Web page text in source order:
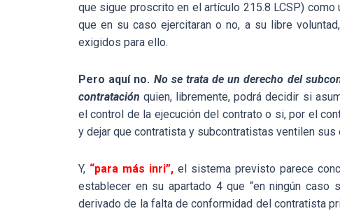
que sigue proscrito en el artículo 215.8 LCSP)
que en su caso ejercitaran o no, a su libre
exigidos para ello.
Pero aquí no. No se trata de un derecho del
contratación quien, libremente, podrá decidir si
el control de la ejecución del contrato o si, por el
y dejar que contratista y subcontratistas ventilen
Y, “para más inri”, el sistema previsto parece
establecer en su apartado 4 que “en ningún
derivado de la falta de conformidad del contratista